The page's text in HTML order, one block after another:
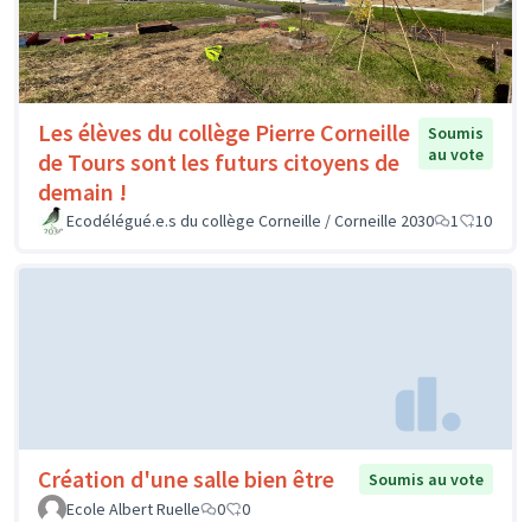
Les élèves du collège Pierre Corneille
de Tours sont les futurs citoyens de
demain !
Soumis
au vote
Ecodélégué.e.s du collège Corneille / Corneille 2030 1 10
Création d'une salle bien être
Soumis au vote
Ecole Albert Ruelle
0 0